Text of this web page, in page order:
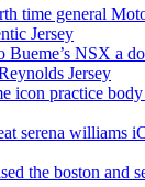
time general
Jersey
NSX a
Jersey
icon practice
serena williams
the boston and